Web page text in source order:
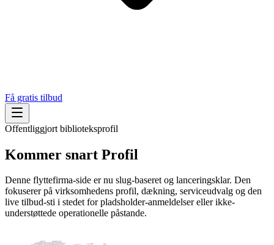
Få gratis tilbud
Offentliggjort biblioteksprofil
Kommer snart Profil
Denne flyttefirma-side er nu slug-baseret og lanceringsklar. Den
fokuserer på virksomhedens profil, dækning, serviceudvalg og den
live tilbud-sti i stedet for pladsholder-anmeldelser eller ikke-
understøttede operationelle påstande.